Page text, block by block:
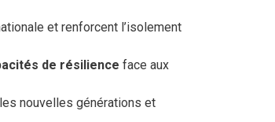
et renforcent l’isolement
de résilience face aux
nouvelles générations et